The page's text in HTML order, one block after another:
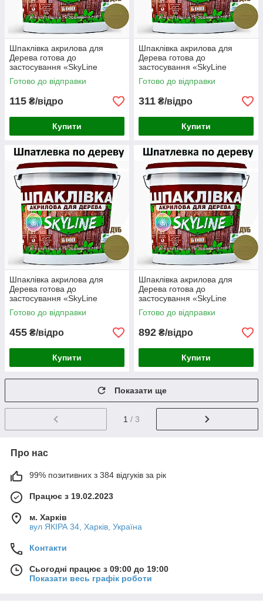
Шпаклівка акрилова для
Дерева готова до
застосування «SkyLine
Wood» Дуб 1.5 кг
Готово до відправки
115 ₴/відро
Купити
Шпаклівка акрилова для
Дерева готова до
застосування «SkyLine
Wood» Дуб 4.5 кг
Готово до відправки
311 ₴/відро
Купити
Шпаклівка акрилова для
Дерева готова до
застосування «SkyLine
Wood» Дуб 7 кг
Готово до відправки
455 ₴/відро
Купити
Шпаклівка акрилова для
Дерева готова до
застосування «SkyLine
Wood» Дуб 14 кг
Готово до відправки
892 ₴/відро
Купити
Показати ще
1 / 3
Про нас
99% позитивних з 384 відгуків за рік
Працює з 19.02.2023
м. Харків
вул ЯКІРА 34, Харків, Україна
Контакти
Сьогодні працює з 09:00 до 19:00
Показати весь графік роботи